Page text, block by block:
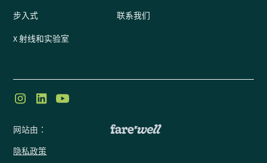
步入式
X 射线和实验室
联系我们
网站由：
隐私政策